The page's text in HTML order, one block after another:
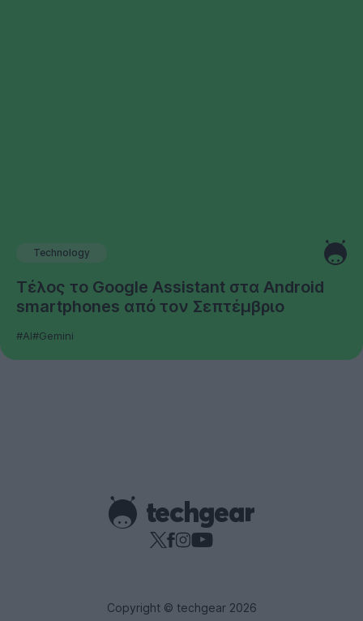
Technology
Τέλος το Google Assistant στα Android
smartphones από τον Σεπτέμβριο
#AI#Gemini
Copyright © techgear 2026